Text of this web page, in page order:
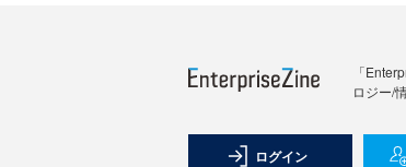
「
ロジー/
ログイン